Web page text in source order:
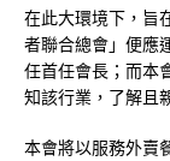
在此大環境下，旨
者聯合總會」便應
任首任會長；而本
知該行業，了解且
本會將以服務外賣